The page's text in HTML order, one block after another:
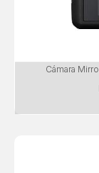
Cámara